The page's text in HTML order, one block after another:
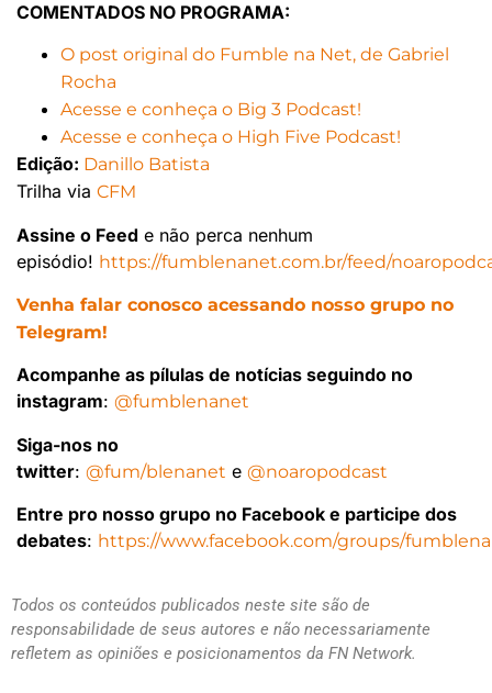
COMENTADOS NO PROGRAMA:
O post original do Fumble na Net, de Gabriel
Rocha
Acesse e conheça o Big 3 Podcast!
Acesse e conheça o High Five Podcast!
Edição: Danillo Batista
Trilha via CFM
Assine o Feed e não perca nenhum
episódio! https://fumblenanet.com.br/feed/
Venha falar conosco acessando nosso grupo no
Telegram!
Acompanhe as pílulas de notícias seguindo no
instagram: @fumblenanet
Siga-nos no
twitter: @fum/blenanet e @noaropodcast
Entre pro nosso grupo no Facebook e participe dos
debates: https://www.facebook.com/groups/
Todos os conteúdos publicados neste site são de
responsabilidade de seus autores e não necessariamente
refletem as opiniões e posicionamentos da FN Network.